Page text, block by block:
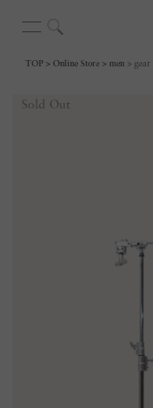
TOP Online Store men gear
Sold Out